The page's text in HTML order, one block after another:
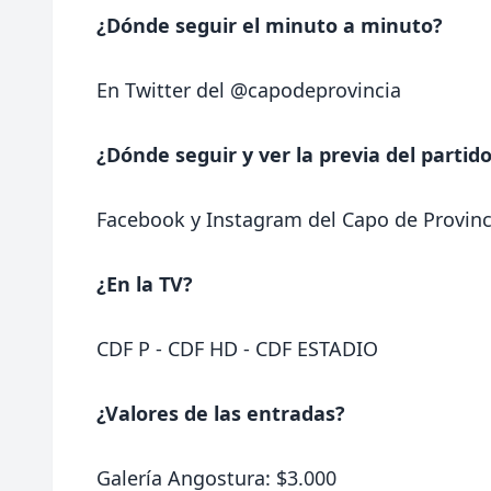
¿Dónde seguir el minuto a minuto?
En Twitter del @capodeprovincia
¿Dónde seguir y ver la previa del
Facebook y Instagram del Capo de
¿En la TV?
CDF P - CDF HD - CDF ESTADIO
¿Valores de las entradas?
Galería Angostura: $3.000